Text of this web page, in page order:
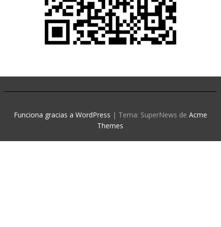
Funciona gracias a WordPress | Tema: SuperNews de Acme
Themes